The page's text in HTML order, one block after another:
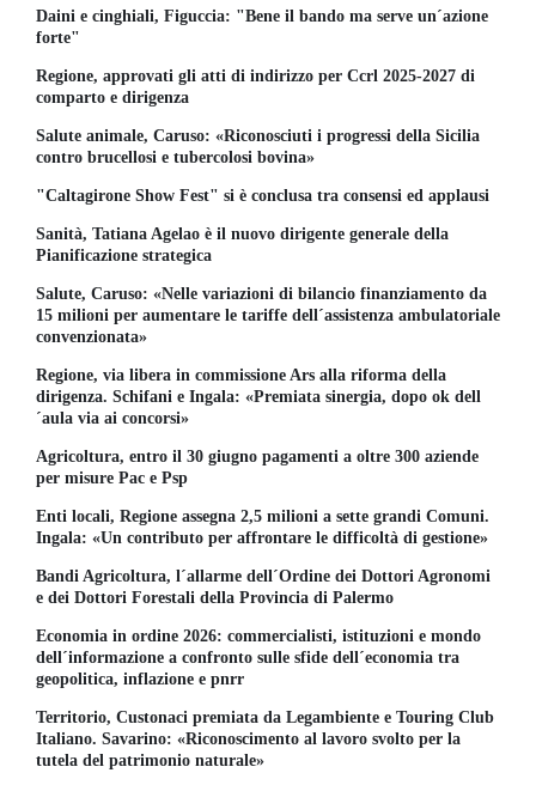
Daini e cinghiali, Figuccia: "Bene il bando ma serve un´azione
forte"
Regione, approvati gli atti di indirizzo per Ccrl 2025-2027 di
comparto e dirigenza
Salute animale, Caruso: «Riconosciuti i progressi della Sicilia
contro brucellosi e tubercolosi bovina»
"Caltagirone Show Fest" si è conclusa tra consensi ed applausi
Sanità, Tatiana Agelao è il nuovo dirigente generale della
Pianificazione strategica
Salute, Caruso: «Nelle variazioni di bilancio finanziamento da
15 milioni per aumentare le tariffe dell´assistenza ambulatoriale
convenzionata»
Regione, via libera in commissione Ars alla riforma della
dirigenza. Schifani e Ingala: «Premiata sinergia, dopo ok dell
´aula via ai concorsi»
Agricoltura, entro il 30 giugno pagamenti a oltre 300 aziende
per misure Pac e Psp
Enti locali, Regione assegna 2,5 milioni a sette grandi Comuni.
Ingala: «Un contributo per affrontare le difficoltà di gestione»
Bandi Agricoltura, l´allarme dell´Ordine dei Dottori Agronomi
e dei Dottori Forestali della Provincia di Palermo
Economia in ordine 2026: commercialisti, istituzioni e mondo
dell´informazione a confronto sulle sfide dell´economia tra
geopolitica, inflazione e pnrr
Territorio, Custonaci premiata da Legambiente e Touring Club
Italiano. Savarino: «Riconoscimento al lavoro svolto per la
tutela del patrimonio naturale»